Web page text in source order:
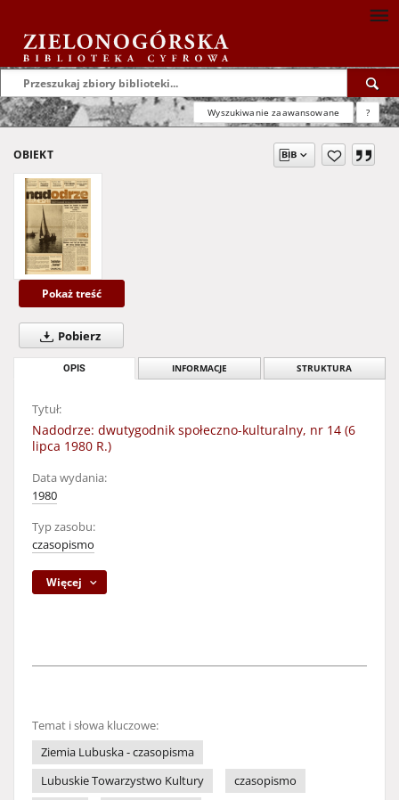
Wyszukiwanie zaawansowane ?
OBIEKT
Pokaż treść
Pobierz
OPIS INFORMACJE STRUKTURA
Tytuł:
Nadodrze: dwutygodnik społeczno-kulturalny, nr 14 (6
lipca 1980 R.)
Data wydania:
1980
Typ zasobu:
czasopismo
Więcej
Temat i słowa kluczowe:
Ziemia Lubuska - czasopisma
Lubuskie Towarzystwo Kultury
czasopismo